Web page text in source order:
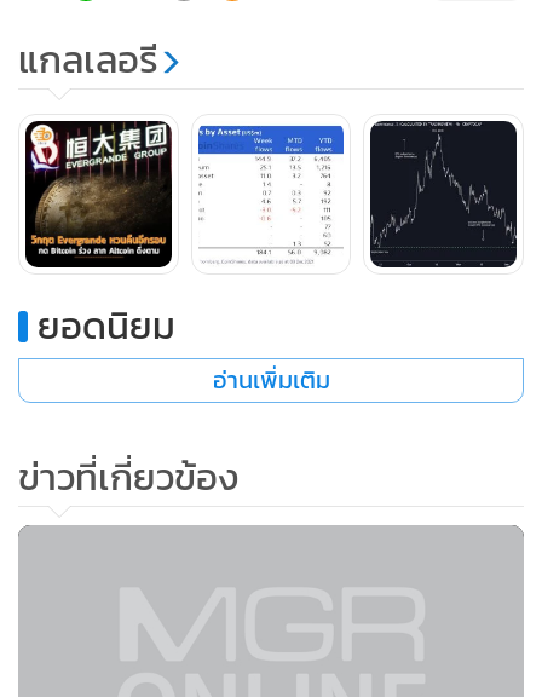
เอสแอนด์พี 500: -0.7%
ทอง: $1,776, -0.4%
อัตราผลตอบแทนพันธบัตรรัฐบาลอายุ 10 ปีปิดที่ 1.492%
อย่างไรก็ดีสำหรับตอนนี้นักวิเคราะห์กำลังติดตามความสัมพันธ์
ระหว่าง bitcoin กับหุ้น ซึ่งสามารถสะท้อนถึงความเชื่อมั่นของ
นักลงทุนที่มีต่อสินทรัพย์เก็งกำไร
ในช่วงไม่กี่วันที่ผ่านมา ควบคู่ไปกับการขายหุ้นเทคโนโลยีเมื่อวัน
แกลเลอรี
ยอดนิยม
อ่านเพิ่มเติม
ข่าวที่เกี่ยวข้อง